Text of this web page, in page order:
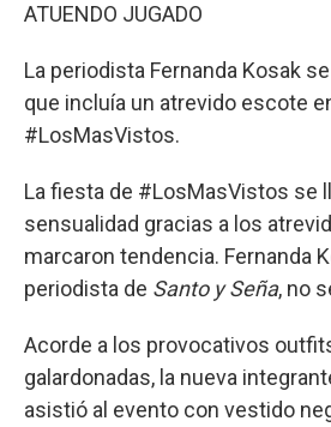
ATUENDO JUGADO
La periodista Fernanda Kosak
que incluía un atrevido escote
#LosMasVistos.
La fiesta de #LosMasVistos se
sensualidad gracias a los
marcaron tendencia. Fernanda
periodista de Santo y Seña, no
Acorde a los provocativos
galardonadas, la nueva
asistió al evento con vestido